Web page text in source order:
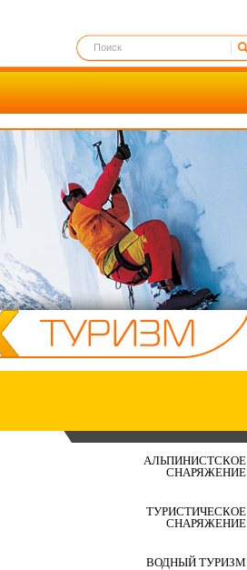
АЛЬПИНИСТСКОЕ
СНАРЯЖЕНИЕ
ТУРИСТИЧЕСКОЕ
СНАРЯЖЕНИЕ
ВОДНЫЙ ТУРИЗМ